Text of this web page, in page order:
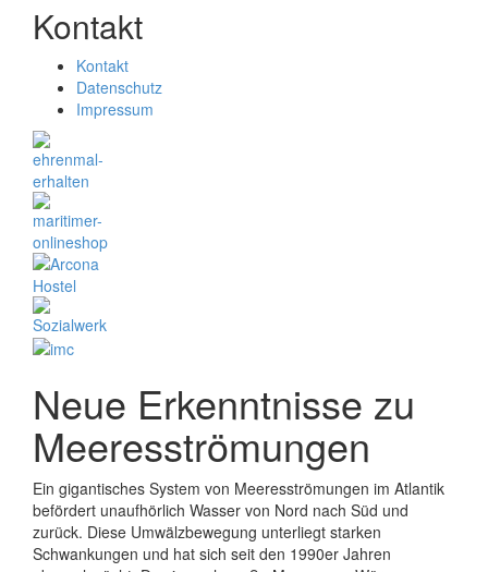
Kontakt
Kontakt
Datenschutz
Impressum
Neue Erkenntnisse zu
Meeresströmungen
Ein gigantisches System von Meeresströmungen im Atlantik
befördert unaufhörlich Wasser von Nord nach Süd und
zurück. Diese Umwälzbewegung unterliegt starken
Schwankungen und hat sich seit den 1990er Jahren